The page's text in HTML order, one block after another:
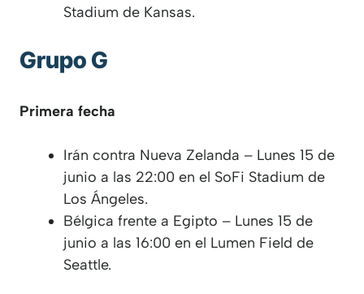
Stadium de Kansas.
Grupo G
Primera fecha
Irán contra Nueva Zelanda – Lunes 15 de
junio a las 22:00 en el SoFi Stadium de
Los Ángeles.
Bélgica frente a Egipto – Lunes 15 de
junio a las 16:00 en el Lumen Field de
Seattle.